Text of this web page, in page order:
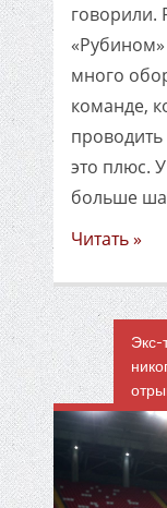
говорили.
много
команде,
это плюс.
больше
Читать »
Экс-